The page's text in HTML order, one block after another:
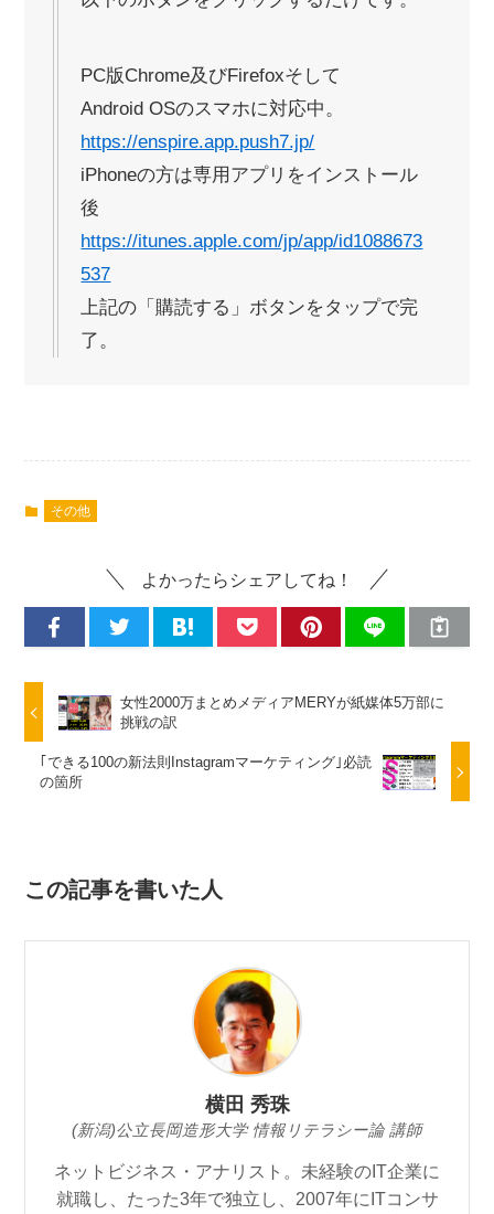
PC版Chrome及びFirefoxそして
Android OSのスマホに対応中。
https://enspire.app.push7.jp/
iPhoneの方は専用アプリをインストール
後
https://itunes.apple.com/jp/app/id1088673
537
上記の「購読する」ボタンをタップで完
了。
その他
よかったらシェアしてね！
女性2000万まとめメディアMERYが紙媒体5万部に
挑戦の訳
｢できる100の新法則Instagramマーケティング｣必読
の箇所
この記事を書いた人
横田 秀珠
(新潟)公立長岡造形大学 情報リテラシー論 講師
ネットビジネス・アナリスト。未経験のIT企業に
就職し、たった3年で独立し、2007年にITコンサ